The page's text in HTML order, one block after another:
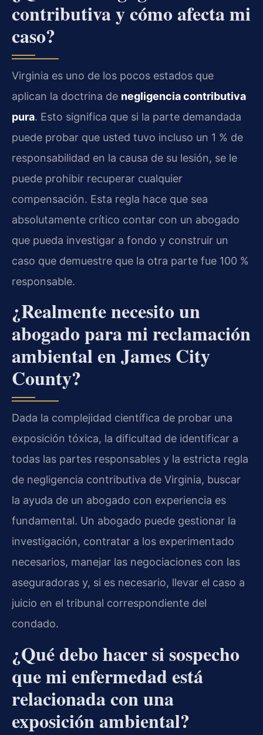
contributiva y cómo afecta mi
caso?
Virginia es uno de los pocos estados que
aplican la doctrina de negligencia contributiva
pura. Esto significa que si la parte demandada
puede probar que usted tuvo incluso un 1 % de
responsabilidad en la causa de su lesión, se le
puede prohibir recuperar cualquier
compensación. Esta regla hace que sea
absolutamente crítico contar con un abogado
que pueda investigar a fondo y construir un
caso que demuestre que la otra parte fue 100 %
responsable.
¿Realmente necesito un
abogado para mi reclamación
ambiental en James City
County?
Dada la complejidad científica de probar una
exposición tóxica, la dificultad de identificar a
todas las partes responsables y la estricta regla
de negligencia contributiva de Virginia, buscar
la ayuda de un abogado con experiencia es
fundamental. Un abogado puede gestionar la
investigación, contratar a los experimentado
necesarios, manejar las negociaciones con las
aseguradoras y, si es necesario, llevar el caso a
juicio en el tribunal correspondiente del
condado.
¿Qué debo hacer si sospecho
que mi enfermedad está
relacionada con una
exposición ambiental?